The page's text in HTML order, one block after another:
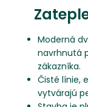
Moderná
navrhnutá
zákazníka.
Čisté línie,
vytvárajú